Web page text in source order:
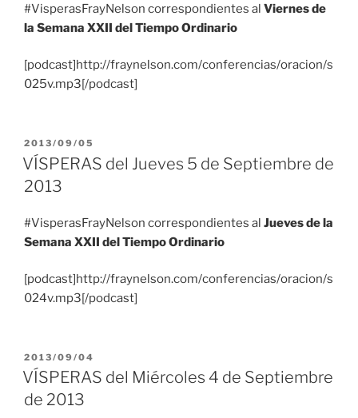
#VisperasFrayNelson correspondientes al Viernes de
la Semana XXII del Tiempo Ordinario
[podcast]http://fraynelson.com/conferencias/oracion/s
025v.mp3[/podcast]
PUBLICADO
EL
2013/09/05
VÍSPERAS del Jueves 5 de Septiembre de
2013
#VisperasFrayNelson correspondientes al Jueves de la
Semana XXII del Tiempo Ordinario
[podcast]http://fraynelson.com/conferencias/oracion/s
024v.mp3[/podcast]
PUBLICADO
EL
2013/09/04
VÍSPERAS del Miércoles 4 de Septiembre
de 2013